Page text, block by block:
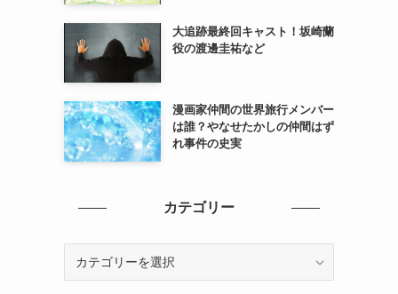
大追跡最終回キャスト！坂崎蘭
役の渡邊圭祐など
漫画家仲間の世界旅行メンバー
は誰？やなせたかしの仲間はず
れ事件の史実
カテゴリー